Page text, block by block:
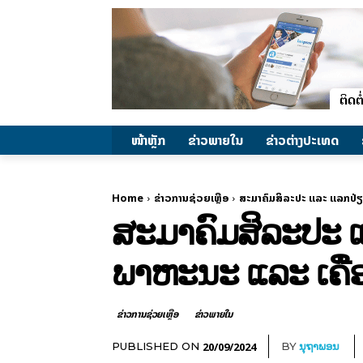
ໜ້າຫຼັກ ຂ່າວພາຍ​ໃນ ຂ່າວຕ່າງປະເທດ
Home ຂ່າວການຊ່ວຍເຫຼືອ ສະມາຄົມສິລະປະ ແລະ ແລກປ່
ສະມາຄົມສິລະປະ
ພາຫະນະ ແລະ ເຄື່
ຂ່າວການຊ່ວຍເຫຼືອ ຂ່າວພາຍ​ໃນ
PUBLISHED ON 20/09/2024 BYນຸຖາພອນ